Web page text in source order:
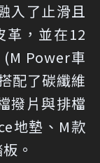
入了止滑且
革，並在12
Power車
配了碳纖維
撥片與排檔
地墊、M款
。